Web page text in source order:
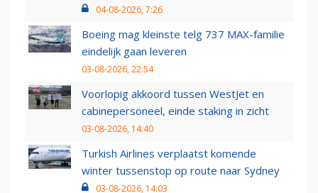
04-08-2026, 7:26
Boeing mag kleinste telg 737 MAX-familie
eindelijk gaan leveren
03-08-2026, 22:54
Voorlopig akkoord tussen WestJet en
cabinepersoneel, einde staking in zicht
03-08-2026, 14:40
Turkish Airlines verplaatst komende
winter tussenstop op route naar Sydney
03-08-2026, 14:03